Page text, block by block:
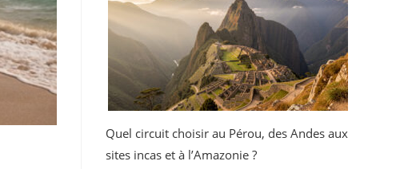
Quel circuit choisir au Pérou, des Andes aux
sites incas et à l’Amazonie ?